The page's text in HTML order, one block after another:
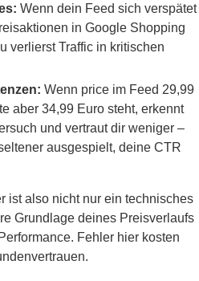
Wenn dein Feed sich verspätet
in Google Shopping
verlierst Traffic in kritischen
Wenn price im Feed 29,99
aber 34,99 Euro steht, erkennt
und vertraut dir weniger –
ausgespielt, deine CTR
ist also nicht nur ein technisches
Grundlage deines Preisverlaufs
Fehler hier kosten